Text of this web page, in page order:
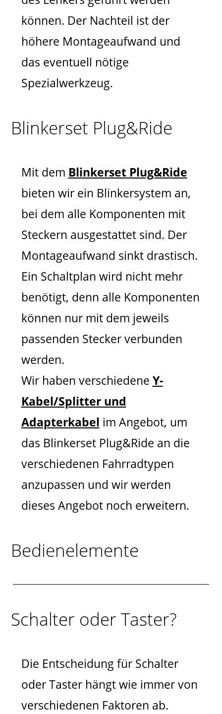
können. Der Nachteil ist der
höhere Montageaufwand und
das eventuell nötige
Spezialwerkzeug.
Blinkerset Plug&Ride
Mit dem Blinkerset Plug&Ride
bieten wir ein Blinkersystem an,
bei dem alle Komponenten mit
Steckern ausgestattet sind. Der
Montageaufwand sinkt drastisch.
Ein Schaltplan wird nicht mehr
benötigt, denn alle Komponenten
können nur mit dem jeweils
passenden Stecker verbunden
werden.
Wir haben verschiedene Y-
Kabel/Splitter und
Adapterkabel im Angebot, um
das Blinkerset Plug&Ride an die
verschiedenen Fahrradtypen
anzupassen und wir werden
dieses Angebot noch erweitern.
Bedienelemente
Schalter oder Taster?
Die Entscheidung für Schalter
oder Taster hängt wie immer von
verschiedenen Faktoren ab.